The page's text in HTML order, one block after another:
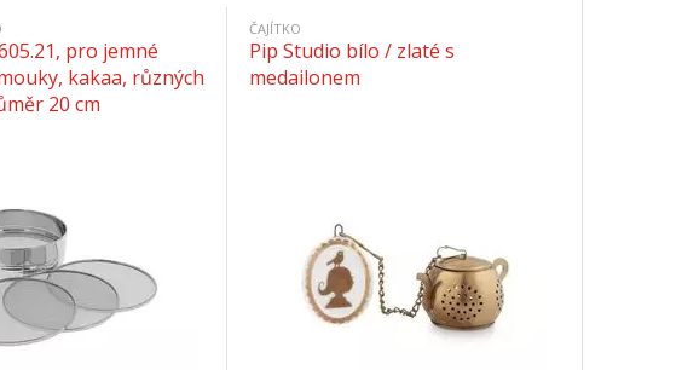
pro jemné
kakaa, různých
20 cm
ČAJÍTKO
Pip Studio bílo / zlaté s
medailonem